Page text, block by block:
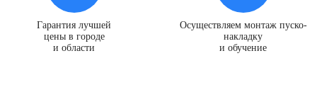
Гарантия лучшей
цены в городе
и области
Осуществляем монтаж пуско-
накладку
и обучение